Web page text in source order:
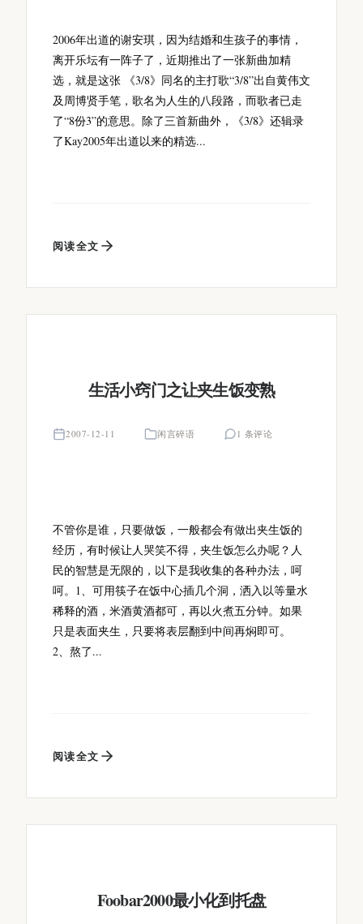
2006年出道的谢安琪，因为结婚和生孩子的事情，
离开乐坛有一阵子了，近期推出了一张新曲加精
选，就是这张 《3/8》同名的主打歌“3/8”出自黄伟文
及周博贤手笔，歌名为人生的八段路，而歌者已走
了“8份3”的意思。除了三首新曲外，《3/8》还辑录
了Kay2005年出道以来的精选...
阅读全文
生活小窍门之让夹生饭变熟
2007-12-11 闲言碎语 1 条评论
不管你是谁，只要做饭，一般都会有做出夹生饭的
经历，有时候让人哭笑不得，夹生饭怎么办呢？人
民的智慧是无限的，以下是我收集的各种办法，呵
呵。1、可用筷子在饭中心插几个洞，洒入以等量水
稀释的酒，米酒黄酒都可，再以火煮五分钟。如果
只是表面夹生，只要将表层翻到中间再焖即可。
2、熬了...
阅读全文
Foobar2000最小化到托盘